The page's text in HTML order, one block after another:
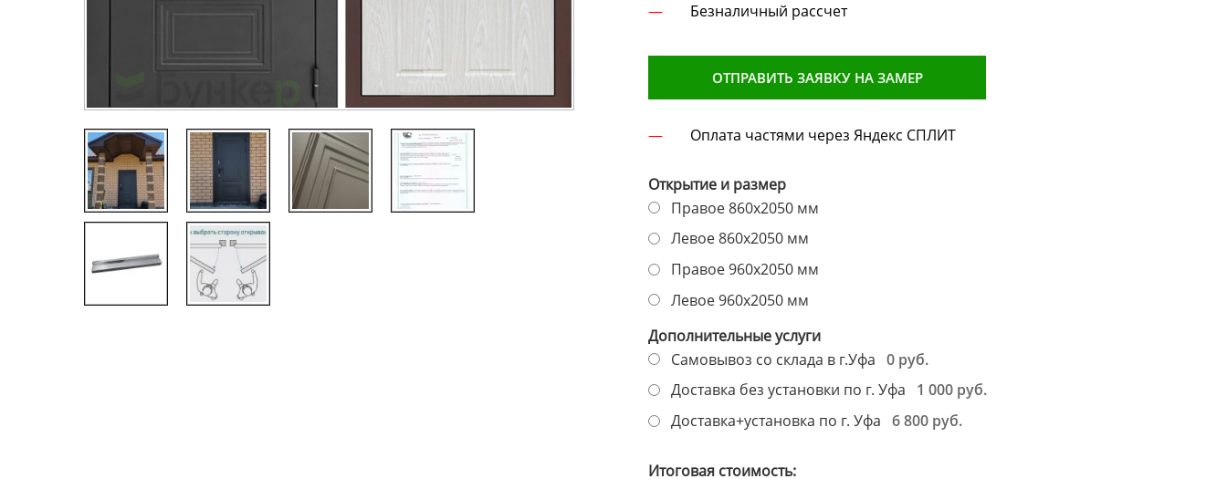
Безналичный рассчет
ОТПРАВИТЬ ЗАЯВКУ НА ЗАМЕР
Оплата частями через Яндекс СПЛИТ
Открытие и размер
Правое 860х2050 мм
Левое 860х2050 мм
Правое 960х2050 мм
Левое 960х2050 мм
Дополнительные услуги
Самовывоз со склада в г.Уфа 0 руб.
Доставка без установки по г. Уфа
1 000 руб.
Доставка+установка по г. Уфа 6 800 руб.
Итоговая стоимость: